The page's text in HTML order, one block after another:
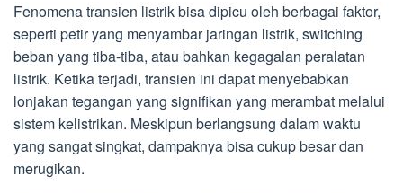
Fenomena transien listrik bisa dipicu oleh berbagai faktor,
seperti petir yang menyambar jaringan listrik, switching
beban yang tiba-tiba, atau bahkan kegagalan peralatan
listrik. Ketika terjadi, transien ini dapat menyebabkan
lonjakan tegangan yang signifikan yang merambat melalui
sistem kelistrikan. Meskipun berlangsung dalam waktu
yang sangat singkat, dampaknya bisa cukup besar dan
merugikan.